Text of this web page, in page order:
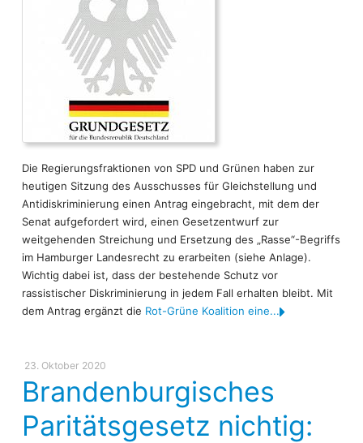
Die Regierungsfraktionen von SPD und Grünen haben zur
heutigen Sitzung des Ausschusses für Gleichstellung und
Antidiskriminierung einen Antrag eingebracht, mit dem der
Senat aufgefordert wird, einen Gesetzentwurf zur
weitgehenden Streichung und Ersetzung des „Rasse“-Begriffs
im Hamburger Landesrecht zu erarbeiten (siehe Anlage).
Wichtig dabei ist, dass der bestehende Schutz vor
rassistischer Diskriminierung in jedem Fall erhalten bleibt. Mit
dem Antrag ergänzt die Rot-Grüne Koalition eine...
23. Oktober 2020
Brandenburgisches
Paritätsgesetz nichtig: